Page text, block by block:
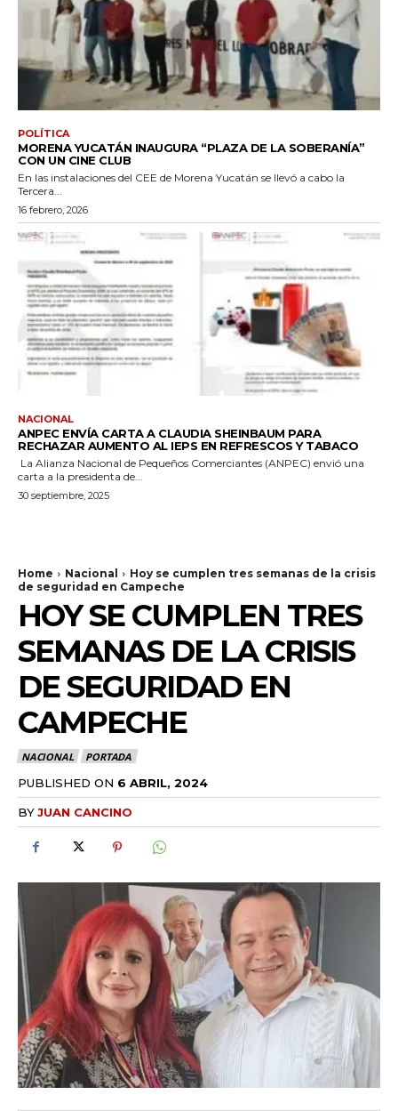
POLÍTICA
MORENA YUCATÁN INAUGURA “PLAZA DE LA SOBERANÍA”
CON UN CINE CLUB
En las instalaciones del CEE de Morena Yucatán se llevó a cabo la
Tercera...
16 febrero, 2026
NACIONAL
ANPEC ENVÍA CARTA A CLAUDIA SHEINBAUM PARA
RECHAZAR AUMENTO AL IEPS EN REFRESCOS Y TABACO
La Alianza Nacional de Pequeños Comerciantes (ANPEC) envió una
carta a la presidenta de...
30 septiembre, 2025